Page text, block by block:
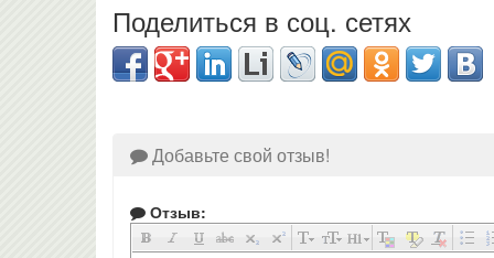
Поделиться в соц. сетях
Добавьте свой отзыв!
Отзыв: